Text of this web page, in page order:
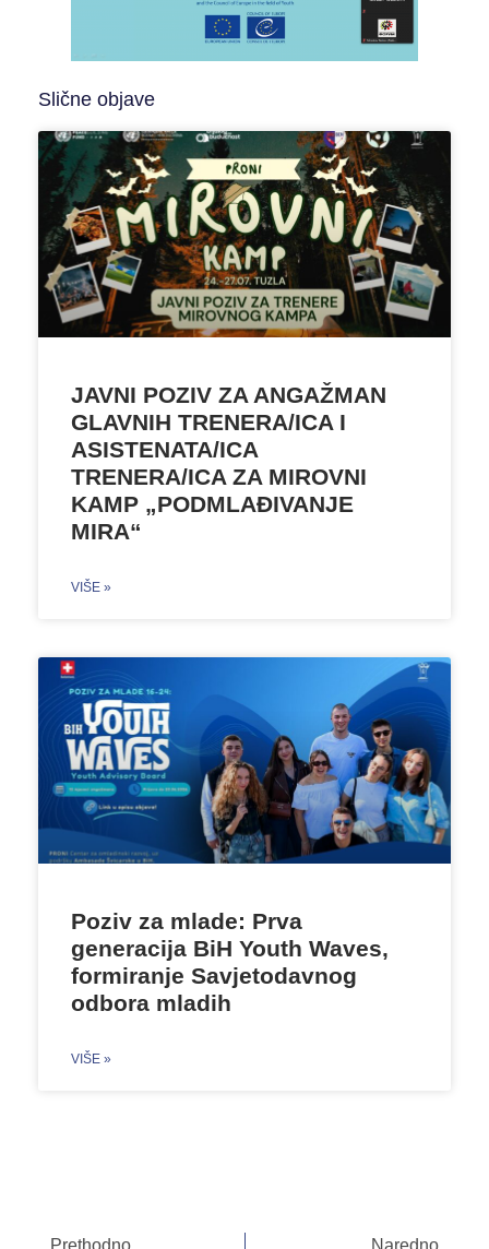
Slične objave
JAVNI POZIV ZA ANGAŽMAN
GLAVNIH TRENERA/ICA I
ASISTENATA/ICA
TRENERA/ICA ZA MIROVNI
KAMP „PODMLAĐIVANJE
MIRA“
VIŠE »
Poziv za mlade: Prva
generacija BiH Youth Waves,
formiranje Savjetodavnog
odbora mladih
VIŠE »
Prethodno Naredno